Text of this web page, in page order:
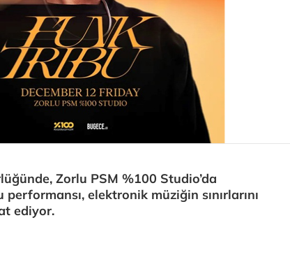
Zorlu PSM %100 Studio’da
elektronik müziğin sınırlarını
ediyor.